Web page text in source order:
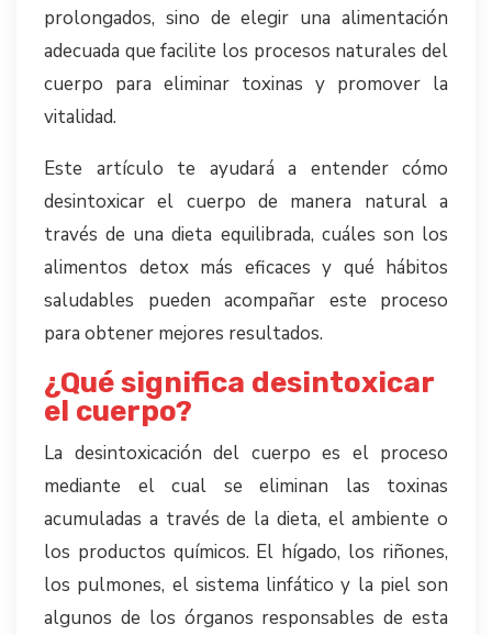
prolongados, sino de elegir una alimentación
adecuada que facilite los procesos naturales del
cuerpo para eliminar toxinas y promover la
vitalidad.
Este artículo te ayudará a entender cómo
desintoxicar el cuerpo de manera natural a
través de una dieta equilibrada, cuáles son los
alimentos detox más eficaces y qué hábitos
saludables pueden acompañar este proceso
para obtener mejores resultados.
¿Qué significa desintoxicar
el cuerpo?
La desintoxicación del cuerpo es el proceso
mediante el cual se eliminan las toxinas
acumuladas a través de la dieta, el ambiente o
los productos químicos. El hígado, los riñones,
los pulmones, el sistema linfático y la piel son
algunos de los órganos responsables de esta